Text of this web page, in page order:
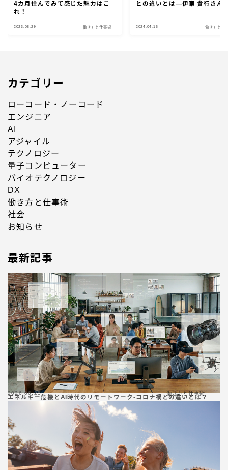
4カ月住んでみて感じた魅力はこ
れ！
2023.08.29 働き方と仕事術
との違いとは―伊東 貴行さん2
2024.04.16 働き方と仕
カテゴリー
ローコード・ノーコード
エンジニア
AI
アジャイル
テクノロジー
量子コンピューター
バイオテクノロジー
DX
働き方と仕事術
社会
お知らせ
最新記事
エネルギー危機とAI時代のリモートワーク-コロナ禍との違いとは？
2026.06.25 働き方と仕事術